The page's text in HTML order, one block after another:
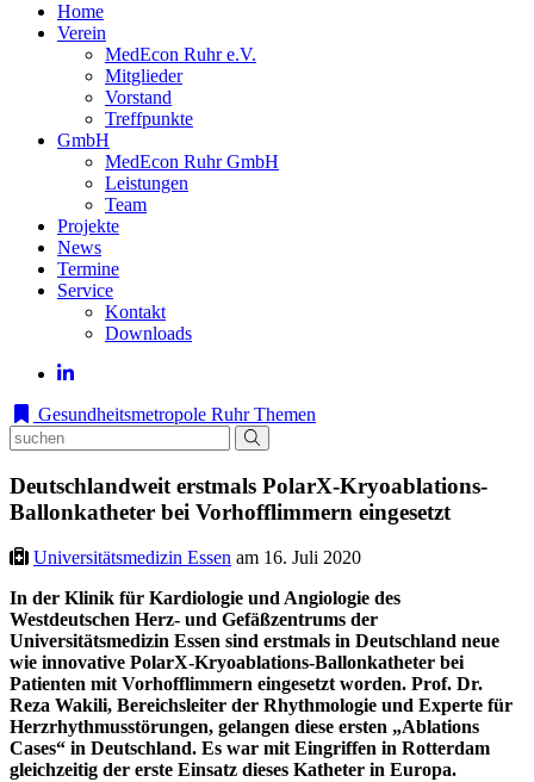
Home
Verein
MedEcon Ruhr e.V.
Mitglieder
Vorstand
Treffpunkte
GmbH
MedEcon Ruhr GmbH
Leistungen
Team
Projekte
News
Termine
Service
Kontakt
Downloads
Gesundheitsmetropole Ruhr Themen
Deutschlandweit erstmals PolarX-Kryoablations-
Ballonkatheter bei Vorhofflimmern eingesetzt
Universitätsmedizin Essen am 16. Juli 2020
In der Klinik für Kardiologie und Angiologie des
Westdeutschen Herz- und Gefäßzentrums der
Universitätsmedizin Essen sind erstmals in Deutschland neue
wie innovative PolarX-Kryoablations-Ballonkatheter bei
Patienten mit Vorhofflimmern eingesetzt worden. Prof. Dr.
Reza Wakili, Bereichsleiter der Rhythmologie und Experte für
Herzrhythmusstörungen, gelangen diese ersten „Ablations
Cases“ in Deutschland. Es war mit Eingriffen in Rotterdam
gleichzeitig der erste Einsatz dieses Katheter in Europa.